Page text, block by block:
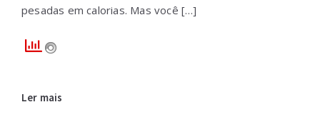
pesadas em calorias. Mas você […]
Ler mais